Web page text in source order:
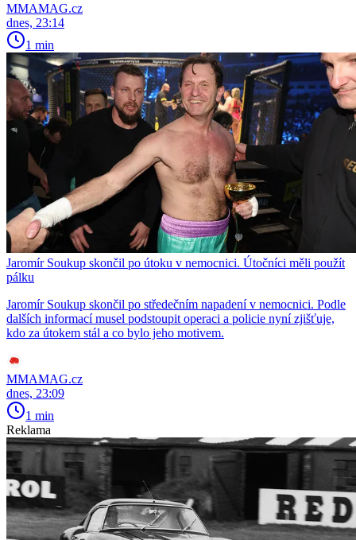
MMAMAG.cz
dnes, 23:14
1 min
Jaromír Soukup skončil po útoku v nemocnici. Útočníci měli použít
pálku
Jaromír Soukup skončil po středečním napadení v nemocnici. Podle
dalších informací musel podstoupit operaci a policie nyní zjišťuje,
kdo za útokem stál a co bylo jeho motivem.
MMAMAG.cz
dnes, 23:09
1 min
Reklama